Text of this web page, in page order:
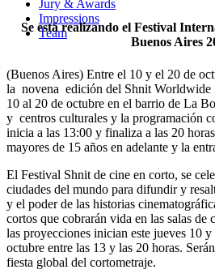
Jury & Awards
Impressions
Team
Se está realizando el Festival
Buenos Aires
(Buenos Aires) Entre el 10 y el 20 de
la novena edición del Shnit Worldwide
10 al 20 de octubre en el barrio de La
y centros culturales y la programación
inicia a las 13:00 y finaliza a las 20
mayores de 15 años en adelante y la
El Festival Shnit de cine en corto, se
ciudades del mundo para difundir y
y el poder de las historias
cortos que cobrarán vida en las salas
las proyecciones inician este jueves 10
octubre entre las 13 y las 20 horas.
fiesta global del cortometraje.